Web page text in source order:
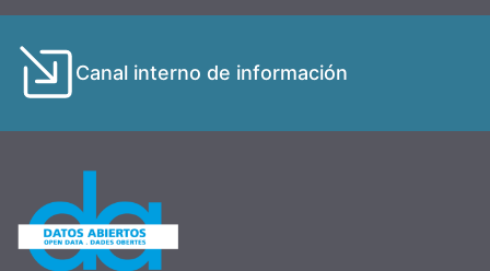
Canal interno de información